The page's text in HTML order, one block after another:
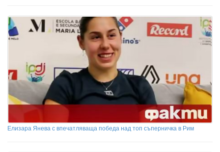
Елизара Янева с впечатляваща победа над топ съперничка в Рим